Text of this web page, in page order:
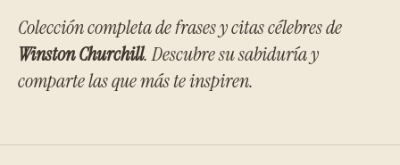
Colección completa de frases y citas célebres de
Winston Churchill. Descubre su sabiduría y
comparte las que más te inspiren.